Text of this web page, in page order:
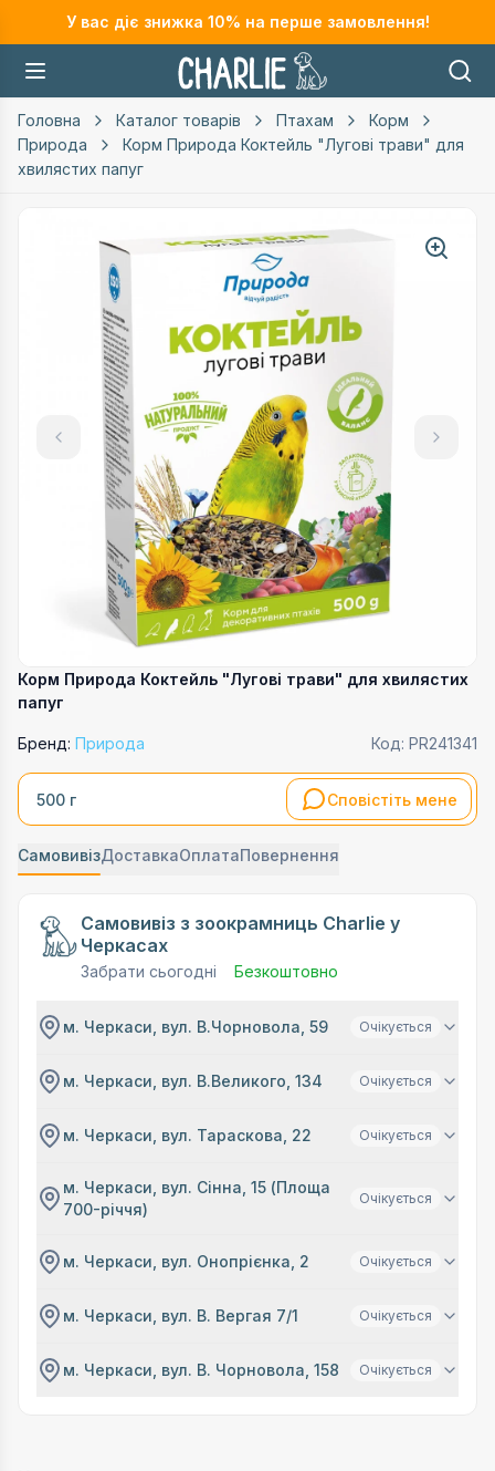
У вас діє знижка 10% на перше замовлення!
Головна Каталог товарів Птахам
Корм
Природа
Корм Природа Коктейль "Лугові трави" для
хвилястих папуг
Корм Природа Коктейль "Лугові трави" для хвилястих
папуг
Бренд: Природа Код: PR241341
500 г Сповістіть мене
СамовивізДоставкаОплатаПовернення
Самовивіз з зоокрамниць Charlie у
Черкасах
Забрати сьогодні Безкоштовно
м. Черкаси, вул. В.Чорновола, 59 Очікується
м. Черкаси, вул. В.Великого, 134 Очікується
м. Черкаси, вул. Тараскова, 22 Очікується
м. Черкаси, вул. Сінна, 15 (Площа
700-річчя)
Очікується
м. Черкаси, вул. Онопрієнка, 2 Очікується
м. Черкаси, вул. В. Вергая 7/1 Очікується
м. Черкаси, вул. В. Чорновола, 158 Очікується